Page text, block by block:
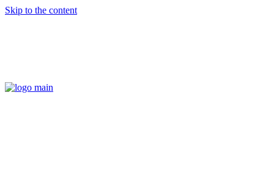
Skip to the content